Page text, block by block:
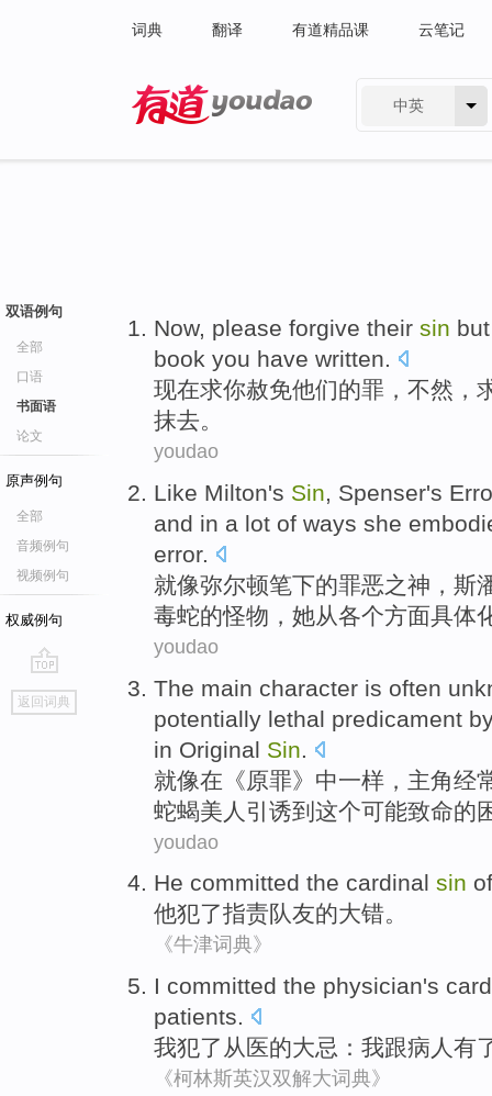
词典 翻译 有道精品课 云笔记
中英
双语例句
全部
口语
书面语
论文
原声例句
全部
音频例句
视频例句
权威例句
go
top
返回词典
Now, please forgive their sin
book you have written.
现在求你赦免他们的罪 ， 不然 ，
抹去。
youdao
Like Milton's Sin, Spenser's
and in a lot of ways she
error.
就像弥尔顿笔下的罪恶之神， 斯
毒蛇的怪物， 她从各个方面具体
youdao
The main character is often
potentially lethal predicament
in Original Sin
就像在 《原罪》中一样，主角经
蛇蝎美人 引诱到 这个可能致命的
youdao
He committed the cardinal sin of
他犯了指责队友的大错。
《牛津词典》
I committed the physician's
patients.
我犯了 从医的大忌：我跟病人 有
《柯林斯英汉双解大词典》